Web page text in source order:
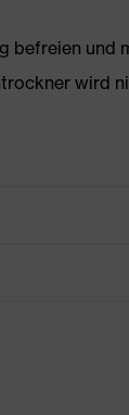
befreien
wird